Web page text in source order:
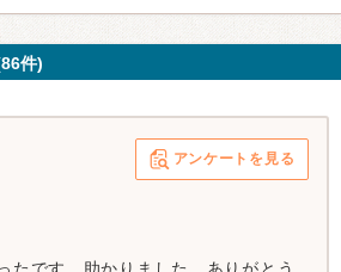
件)
アンケートを見る